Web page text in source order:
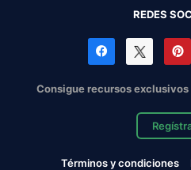
REDES
Consigue recursos
Términos y condiciones